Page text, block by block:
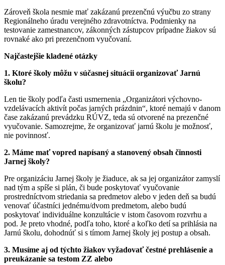
Zároveň škola nesmie mať zakázanú prezenčnú výučbu zo strany
Regionálneho úradu verejného zdravotníctva. Podmienky na
testovanie zamestnancov, zákonných zástupcov prípadne žiakov sú
rovnaké ako pri prezenčnom vyučovaní.
Najčastejšie kladené otázky
1. Ktoré školy môžu v súčasnej situácii organizovať Jarnú
školu?
Len tie školy podľa časti usmernenia „Organizátori výchovno-
vzdelávacích aktivít počas jarných prázdnin“, ktoré nemajú v danom
čase zakázanú prevádzku RÚVZ, teda sú otvorené na prezenčné
vyučovanie. Samozrejme, že organizovať jarnú školu je možnosť,
nie povinnosť.
2. Máme mať vopred napísaný a stanovený obsah činnosti
Jarnej školy?
Pre organizáciu Jarnej školy je žiaduce, ak sa jej organizátor zamyslí
nad tým a spíše si plán, či bude poskytovať vyučovanie
prostredníctvom striedania sa predmetov alebo v jeden deň sa budú
venovať účastníci jednému/dvom predmetom, alebo budú
poskytovať individuálne konzultácie v istom časovom rozvrhu a
pod. Je preto vhodné, podľa toho, ktoré a koľko detí sa prihlásia na
Jarnú školu, dohodnúť si s tímom Jarnej školy jej postup a obsah.
3. Musíme aj od týchto žiakov vyžadovať čestné prehlásenie a
preukázanie sa testom ZZ alebo